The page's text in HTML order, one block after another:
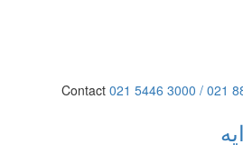
Contact 021 5446 3000 / 021